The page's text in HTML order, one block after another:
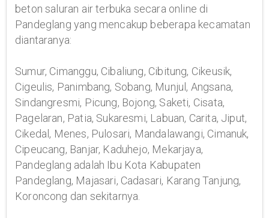
beton saluran air terbuka secara online di
Pandeglang yang mencakup beberapa kecamatan
diantaranya:
Sumur, Cimanggu, Cibaliung, Cibitung, Cikeusik,
Cigeulis, Panimbang, Sobang, Munjul, Angsana,
Sindangresmi, Picung, Bojong, Saketi, Cisata,
Pagelaran, Patia, Sukaresmi, Labuan, Carita, Jiput,
Cikedal, Menes, Pulosari, Mandalawangi, Cimanuk,
Cipeucang, Banjar, Kaduhejo, Mekarjaya,
Pandeglang adalah Ibu Kota Kabupaten
Pandeglang, Majasari, Cadasari, Karang Tanjung,
Koroncong dan sekitarnya.